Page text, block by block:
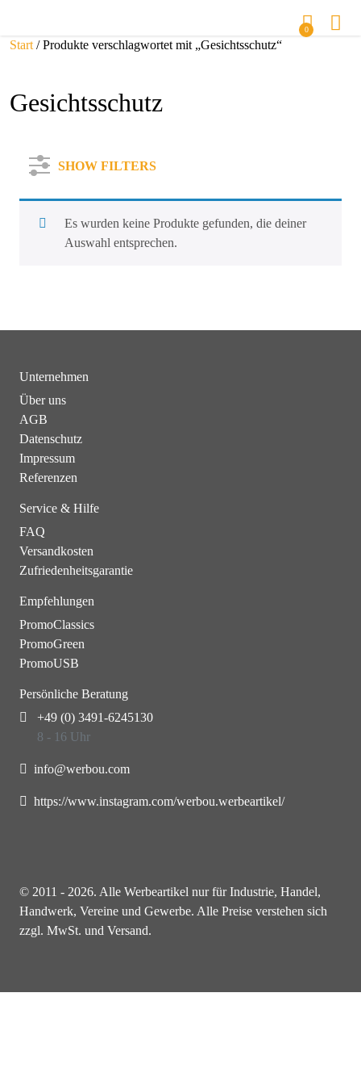
0
Start / Produkte verschlagwortet mit „Gesichtsschutz“
Gesichtsschutz
SHOW FILTERS
Es wurden keine Produkte gefunden, die deiner
Auswahl entsprechen.
Unternehmen
Über uns
AGB
Datenschutz
Impressum
Referenzen
Service & Hilfe
FAQ
Versandkosten
Zufriedenheitsgarantie
Empfehlungen
PromoClassics
PromoGreen
PromoUSB
Persönliche Beratung
+49 (0) 3491-6245130
8 - 16 Uhr
info@werbou.com
https://www.instagram.com/werbou.werbeartikel/
© 2011 - 2026. Alle Werbeartikel nur für Industrie, Handel,
Handwerk, Vereine und Gewerbe. Alle Preise verstehen sich
zzgl. MwSt. und Versand.